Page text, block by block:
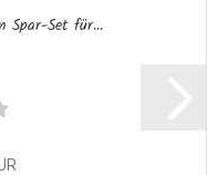
Spar-Set für...